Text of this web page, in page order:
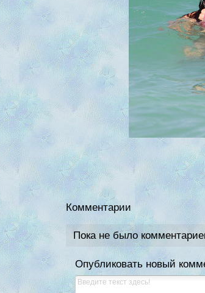
Комментарии
Пока не было
Опубликовать новый